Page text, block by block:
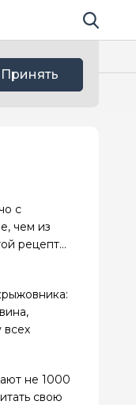
Поиск по
Принять
с
чем из
рецепт
всех
не 1000
свою